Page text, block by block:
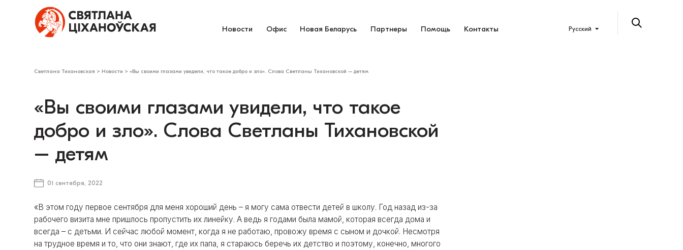
Новости Офис Новая Беларусь Партнеры Помощь Контакты Русский
Светлана Тихановская > Новости >«Вы своими глазами увидели, что такое добро и зло». Слова Светланы Тихановской – детям
«Вы своими глазами увидели, что такое
добро и зло». Слова Светланы Тихановской
– детям
01 сентября, 2022
«В этом году первое сентября для меня хороший день – я могу сама отвести детей в школу. Год назад из-за
рабочего визита мне пришлось пропустить их линейку. А ведь я годами была мамой, которая всегда дома и
всегда – с детьми. И сейчас любой момент, когда я не работаю, провожу время с сыном и дочкой. Несмотря
на трудное время и то, что они знают, где их папа, я стараюсь беречь их детство и поэтому, конечно, многого